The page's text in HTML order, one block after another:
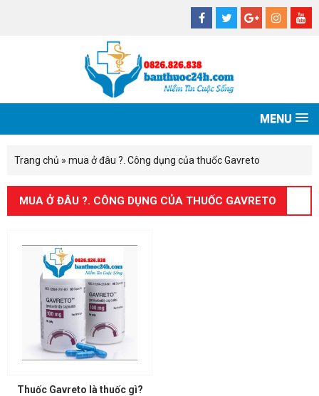
MENU
Trang chủ » mua ở đâu ?. Công dụng của thuốc Gavreto
MUA Ở ĐÂU ?. CÔNG DỤNG CỦA THUỐC GAVRETO
Thuốc Gavreto là thuốc gì?